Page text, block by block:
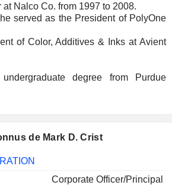
Nalco Co. from 1997 to 2008.
served as the President of PolyOne
of Color, Additives & Inks at Avient
degree from Purdue
de Mark D. Crist
Corporate Officer/Principal